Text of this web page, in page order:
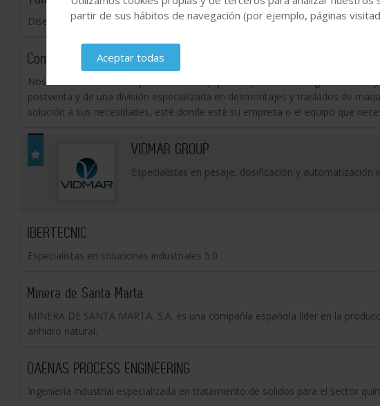
Diseño y producción de equipos para las industrias química, salinera,
Comquima Europe
Nos dedicamos a la compra/venta de equipos de proceso de segunda mano
postventa y de una división especializada en desmontajes y traslados de
solución a sus necesidades, esté donde esté su empresa o el equipo que
VIDMAR GROUP
Especialistas en pesaje, dosificación y automatización
IBERTECNIC
Especialistas en soluciones industriales 5.0
Minera de Santa Marta
MINERA DE SANTA MARTA, S.A. es una compañía española líder en la
anhidro natural.
DAENAS PROCESS ENGINEERING
Ingeniería industrial especializada en tratamiento de solidos para el sector
partir de sus hábitos de navegación (por ejemplo, páginas
Aceptar todas